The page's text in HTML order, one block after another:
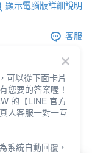
顯示電腦版詳細說明
客服
美保/清潔/用品)
可以從下面卡片
您要的答案喔！
的【LINE 官方
人客服一對一互
系統自動回覆，